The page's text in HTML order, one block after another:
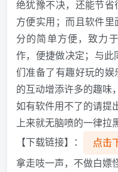
绝犹豫不决，还能节
方便实用；而且软件
分的简单方便，致力
作，便捷做决定；与
们准备了有趣好玩的
的互动增添许多的趣味
如有软件用不了的请提
上来就无脑喷的一律拉
【下载链接】：
点击
拿走吱一声，不做白嫖